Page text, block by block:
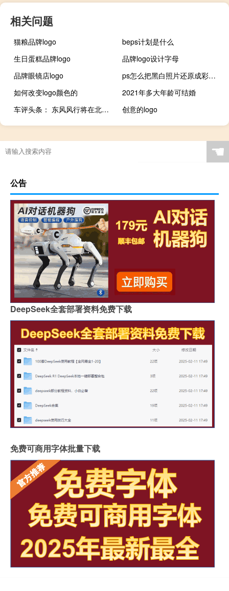
相关问题
猫粮品牌logo
beps计划是什么
生日蛋糕品牌logo
品牌logo设计字母
品牌眼镜店logo
ps怎么把黑白照片还原成彩色（ps怎么去水印还原照片）
如何改变logo颜色的
2021年多大年龄可结婚
车评头条： 东风风行将在北京车展上推出时尚的新型SUV
创意的logo
☚
公告
DeepSeek全套部署资料免费下载
免费可商用字体批量下载